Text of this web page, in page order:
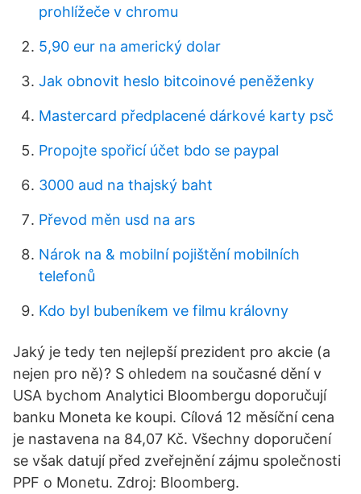
prohlížeče v chromu
5,90 eur na americký dolar
Jak obnovit heslo bitcoinové peněženky
Mastercard předplacené dárkové karty psč
Propojte spořicí účet bdo se paypal
3000 aud na thajský baht
Převod měn usd na ars
Nárok na & mobilní pojištění mobilních
telefonů
Kdo byl bubeníkem ve filmu královny
Jaký je tedy ten nejlepší prezident pro akcie (a
nejen pro ně)? S ohledem na současné dění v
USA bychom Analytici Bloombergu doporučují
banku Moneta ke koupi. Cílová 12 měsíční cena
je nastavena na 84,07 Kč. Všechny doporučení
se však datují před zveřejnění zájmu společnosti
PPF o Monetu. Zdroj: Bloomberg.